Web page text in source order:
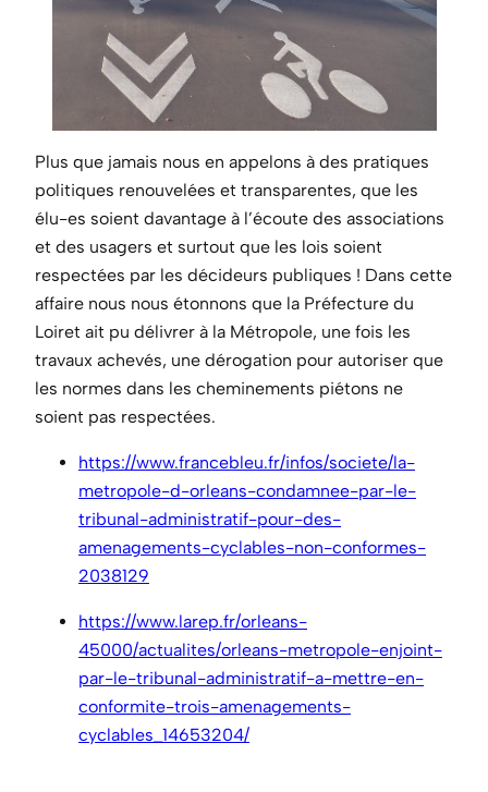
Plus que jamais nous en appelons à des pratiques
politiques renouvelées et transparentes, que les
élu-es soient davantage à l’écoute des associations
et des usagers et surtout que les lois soient
respectées par les décideurs publiques ! Dans cette
affaire nous nous étonnons que la Préfecture du
Loiret ait pu délivrer à la Métropole, une fois les
travaux achevés, une dérogation pour autoriser que
les normes dans les cheminements piétons ne
soient pas respectées.
https://www.francebleu.fr/infos/societe/la-
metropole-d-orleans-condamnee-par-le-
tribunal-administratif-pour-des-
amenagements-cyclables-non-conformes-
2038129
https://www.larep.fr/orleans-
45000/actualites/orleans-metropole-enjoint-
par-le-tribunal-administratif-a-mettre-en-
conformite-trois-amenagements-
cyclables_14653204/